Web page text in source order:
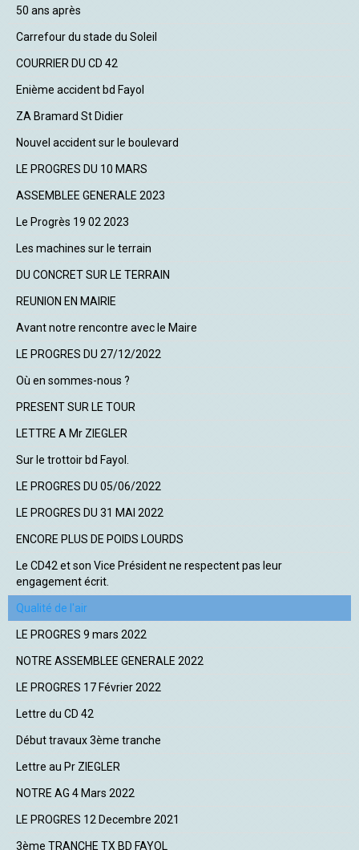
50 ans après
Carrefour du stade du Soleil
COURRIER DU CD 42
Enième accident bd Fayol
ZA Bramard St Didier
Nouvel accident sur le boulevard
LE PROGRES DU 10 MARS
ASSEMBLEE GENERALE 2023
Le Progrès 19 02 2023
Les machines sur le terrain
DU CONCRET SUR LE TERRAIN
REUNION EN MAIRIE
Avant notre rencontre avec le Maire
LE PROGRES DU 27/12/2022
Où en sommes-nous ?
PRESENT SUR LE TOUR
LETTRE A Mr ZIEGLER
Sur le trottoir bd Fayol.
LE PROGRES DU 05/06/2022
LE PROGRES DU 31 MAI 2022
ENCORE PLUS DE POIDS LOURDS
Le CD42 et son Vice Président ne respectent pas leur
engagement écrit.
Qualité de l'air
LE PROGRES 9 mars 2022
NOTRE ASSEMBLEE GENERALE 2022
LE PROGRES 17 Février 2022
Lettre du CD 42
Début travaux 3ème tranche
Lettre au Pr ZIEGLER
NOTRE AG 4 Mars 2022
LE PROGRES 12 Decembre 2021
3ème TRANCHE TX BD FAYOL